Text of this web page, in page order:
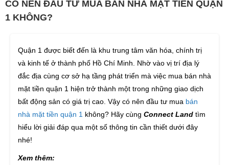
CÓ NÊN ĐẦU TƯ MUA BÁN NHÀ MẶT TIỀN QUẬN
1 KHÔNG?
Quận 1 được biết đến là khu trung tâm văn hóa, chính trị
và kinh tế ở thành phố Hồ Chí Minh. Nhờ vào vị trí địa lý
đắc địa cùng cơ sở hạ tầng phát triển mà việc mua bán nhà
mặt tiền quận 1 hiện trở thành một trong những giao dịch
bất động sản có giá trị cao. Vậy có nên đầu tư mua bán
nhà mặt tiền quận 1 không? Hãy cùng Connect Land tìm
hiểu lời giải đáp qua một số thông tin cần thiết dưới đây
nhé!
Xem thêm: